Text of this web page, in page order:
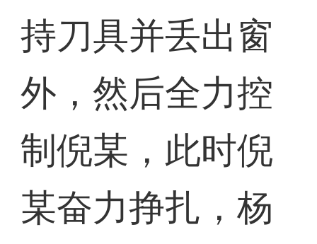
持刀具并丢出窗
外，然后全力控
制倪某，此时倪
某奋力挣扎，杨